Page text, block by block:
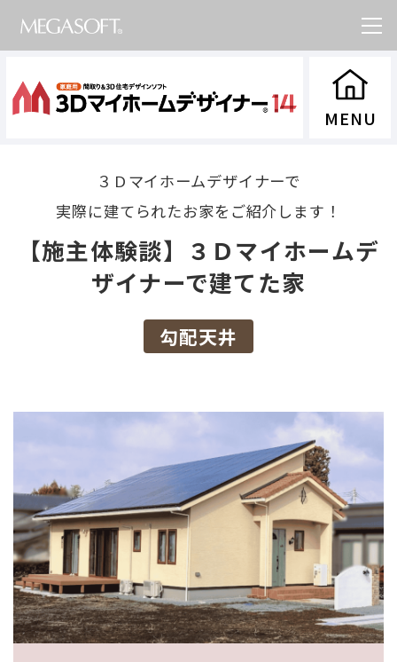
３Ｄマイホームデザイナーで
実際に建てられたお家をご紹介します！
【施主体験談】３Ｄマイホームデ
ザイナーで建てた家
勾配天井